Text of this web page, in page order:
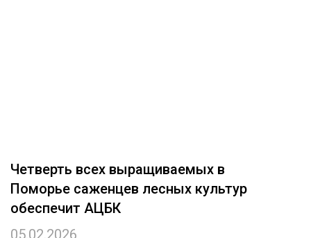
ПРОИЗВОДСТВО ДРЕВЕСНЫХ ПЛИТ
ЦБП
КОМПЛЕКСНАЯ ПЕРЕРАБОТКА
Четверть всех выращиваемых в
Поморье саженцев лесных культур
обеспечит АЦБК
05.02.2026